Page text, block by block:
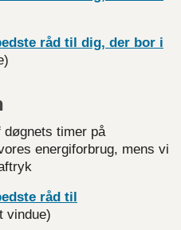
råd til dig, der bor i
døgnets timer på
energiforbrug, mens vi
råd til
vindue)